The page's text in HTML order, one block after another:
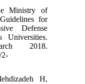
Ministry of
Guidelines for
Defense
Universities.
2018.
2-
H,